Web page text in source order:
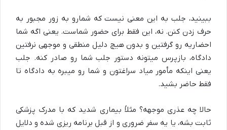
ببینید، جلب به این معنی نیست که شمارو به زور مجبور به
حرف زدن کنن. نه، این فقط برای حضور شماست. یعنی اگه شما
احضاریه رو گرفتین و بدون هیچ دلیل منطقی و موجهی نرفتین
دادگاه، بازپرس میتونه دستور جلب شما رو صادر کنه. جلب
یعنی اینکه مأمور میاد سراغتون و شما رو میبره به دادگاه تا
فقط حاضر بشید.
حالا چه عذری موجهه؟ مثلاً بیماری شدید که با مدرک پزشکی
ثابت بشه، یا یه سفر ضروری و از قبل برنامه ریزی شده و دلایل